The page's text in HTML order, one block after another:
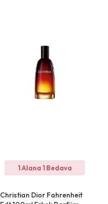
1 Alana 1 Bedava
Christian Dior Fahrenheit